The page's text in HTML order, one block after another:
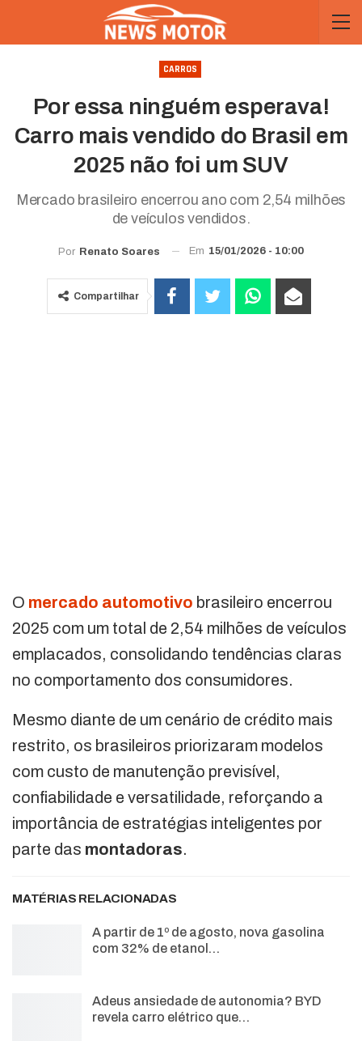
CARROS
Por essa ninguém esperava!
Carro mais vendido do Brasil em
2025 não foi um SUV
Mercado brasileiro encerrou ano com 2,54 milhões
de veículos vendidos.
Por Renato Soares Em 15/01/2026 - 10:00
Compartilhar
O mercado automotivo brasileiro encerrou
2025 com um total de 2,54 milhões de veículos
emplacados, consolidando tendências claras
no comportamento dos consumidores.
Mesmo diante de um cenário de crédito mais
restrito, os brasileiros priorizaram modelos
com custo de manutenção previsível,
confiabilidade e versatilidade, reforçando a
importância de estratégias inteligentes por
parte das montadoras.
MATÉRIAS RELACIONADAS
A partir de 1º de agosto, nova gasolina
com 32% de etanol…
Adeus ansiedade de autonomia? BYD
revela carro elétrico que…